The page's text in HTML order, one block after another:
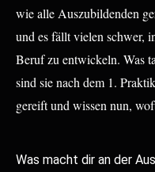
wie alle Auszubildenden
und es fällt vielen schwer,
Beruf zu entwickeln. Was
sind sie nach dem 1.
gereift und wissen nun,
Was macht dir an der